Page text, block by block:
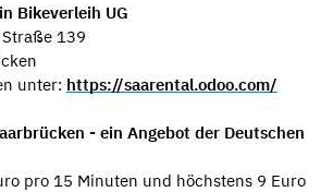
Bikeverleih UG
139
unter: https://saarental.odoo.com/
- ein Angebot der Deutschen
pro 15 Minuten und höchstens 9 Euro